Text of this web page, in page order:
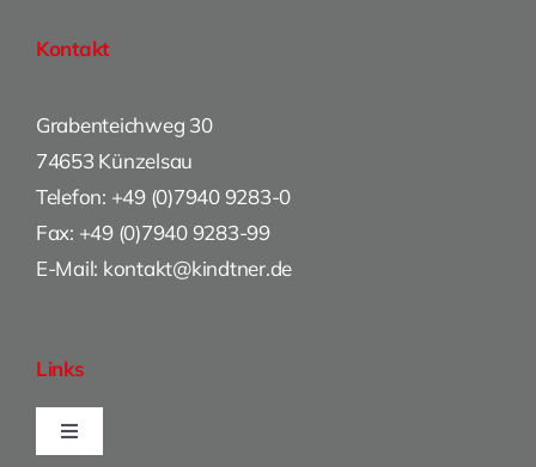
Kontakt
Grabenteichweg 30
74653 Künzelsau
Telefon: +49 (0)7940 9283-0
Fax: +49 (0)7940 9283-99
E-Mail: kontakt@kindtner.de
Links
Toggle